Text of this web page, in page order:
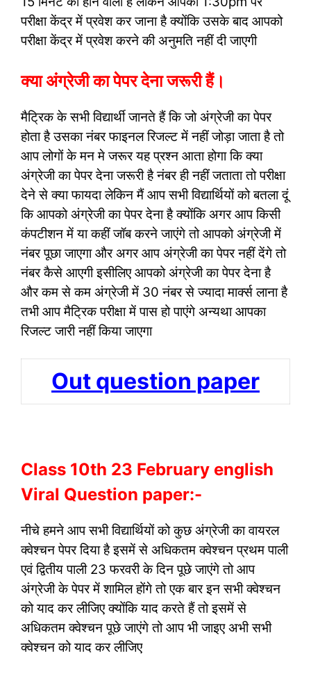
परीक्षा केंद्र में प्रवेश कर जाना है क्योंकि उसके बाद आपको
परीक्षा केंद्र में प्रवेश करने की अनुमति नहीं दी जाएगी
क्या अंग्रेजी का पेपर देना जरूरी हैं।
मैट्रिक के सभी विद्यार्थी जानते हैं कि जो अंग्रेजी का पेपर
होता है उसका नंबर फाइनल रिजल्ट में नहीं जोड़ा जाता है तो
आप लोगों के मन मे जरूर यह प्रश्न आता होगा कि क्या
अंग्रेजी का पेपर देना जरूरी है नंबर ही नहीं जताता तो परीक्षा
देने से क्या फायदा लेकिन मैं आप सभी विद्यार्थियों को बतला दूं
कि आपको अंग्रेजी का पेपर देना है क्योंकि अगर आप किसी
कंपटीशन में या कहीं जॉब करने जाएंगे तो आपको अंग्रेजी में
नंबर पूछा जाएगा और अगर आप अंग्रेजी का पेपर नहीं देंगे तो
नंबर कैसे आएगी इसीलिए आपको अंग्रेजी का पेपर देना है
और कम से कम अंग्रेजी में 30 नंबर से ज्यादा मार्क्स लाना है
तभी आप मैट्रिक परीक्षा में पास हो पाएंगे अन्यथा आपका
रिजल्ट जारी नहीं किया जाएगा
Out question paper
Class 10th 23 February english
Viral Question paper:-
नीचे हमने आप सभी विद्यार्थियों को कुछ अंग्रेजी का वायरल
क्वेश्चन पेपर दिया है इसमें से अधिकतम क्वेश्चन प्रथम पाली
एवं द्वितीय पाली 23 फरवरी के दिन पूछे जाएंगे तो आप
अंग्रेजी के पेपर में शामिल होंगे तो एक बार इन सभी क्वेश्चन
को याद कर लीजिए क्योंकि याद करते हैं तो इसमें से
अधिकतम क्वेश्चन पूछे जाएंगे तो आप भी जाइए अभी सभी
क्वेश्चन को याद कर लीजिए